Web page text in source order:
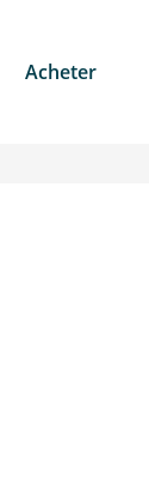
Acheter